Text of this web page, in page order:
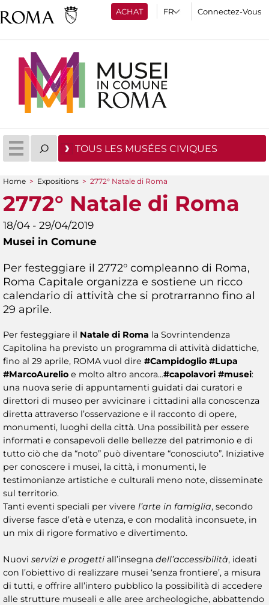
ACHAT Connectez-Vous
TOUS LES MUSÉES CIVIQUES
You are here
Home > Expositions > 2772° Natale di Roma
2772° Natale di Roma
18/04 - 29/04/2019
Musei in Comune
Per festeggiare il 2772° compleanno di Roma,
Roma Capitale organizza e sostiene un ricco
calendario di attività che si protrarranno fino al
29 aprile.
Per festeggiare il Natale di Roma la Sovrintendenza
Capitolina ha previsto un programma di attività didattiche,
fino al 29 aprile, ROMA vuol dire #Campidoglio #Lupa
#MarcoAurelio e molto altro ancora...#capolavori #musei:
una nuova serie di appuntamenti guidati dai curatori e
direttori di museo per avvicinare i cittadini alla conoscenza
diretta attraverso l’osservazione e il racconto di opere,
monumenti, luoghi della città. Una possibilità per essere
informati e consapevoli delle bellezze del patrimonio e di
tutto ciò che da “noto” può diventare “conosciuto”. Iniziative
per conoscere i musei, la città, i monumenti, le
testimonianze artistiche e culturali meno note, disseminate
sul territorio.
Tanti eventi speciali per vivere l’arte in famiglia, secondo
diverse fasce d’età e utenza, e con modalità inconsuete, in
un mix di rigore formativo e divertimento.
Nuovi servizi e progetti all’insegna dell’accessibilità, ideati
con l’obiettivo di realizzare musei ‘senza frontiere’, a misura
di tutti, e offrire all’intero pubblico la possibilità di accedere
alle strutture museali e alle aree archeologiche, abbattendo